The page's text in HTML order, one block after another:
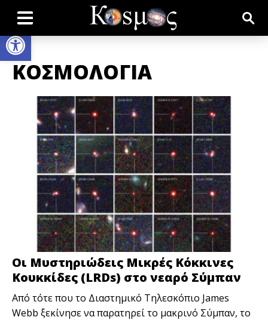
Open toolbar
ΚΟΣΜΟΛΟΓΙΑ
Οι Μυστηριώδεις Μικρές Κόκκινες
Κουκκίδες (LRDs) στο νεαρό Σύμπαν
Από τότε που το Διαστημικό Τηλεσκόπιο James
Webb ξεκίνησε να παρατηρεί το μακρινό Σύμπαν, το